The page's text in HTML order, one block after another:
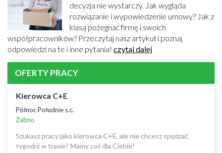
decyzja nie wystarczy. Jak wygląda
rozwiązanie i wypowiedzenie umowy? Jak z
klasą pożegnać firmę i swoich
współpracowników? Przeczytaj nasz artykuł i poznaj
odpowiedzi na te i inne pytania! czytaj dalej
OFERTY PRACY
Kierowca C+E
Północ Południe s.c.
Żabno
Szukasz pracy jako kierowca C+E, ale nie chcesz spędzać
tygodni w trasie? Mamy coś dla Ciebie!